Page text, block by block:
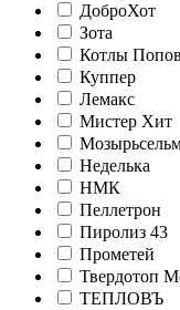
ДоброХот
Зота
Котлы
Куппер
Лемакс
Мистер Хит
Неделька
НМК
Пеллетрон
Пиролиз 43
Прометей
Твердотоп
ТЕПЛОВЪ